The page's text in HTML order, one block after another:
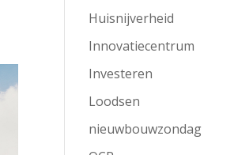
Huisnijverheid
Innovatiecentrum
Investeren
Loodsen
nieuwbouwzondag